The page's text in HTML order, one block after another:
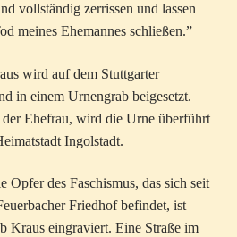
vollständig zerrissen und lassen
meines Ehemannes schließen.”
wird auf dem Stuttgarter
in einem Urnengrab beigesetzt.
der Ehefrau, wird die Urne überführt
Ingolstadt.
des Faschismus, das sich seit
Friedhof befindet, ist
Kraus eingraviert. Eine Straße im